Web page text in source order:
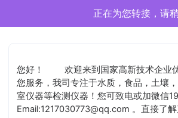
正在为您转接，请
您好！
欢迎来到国家高新技术企业
您服务，我司专注于水质，食品，土壤
室仪器等检测仪器！您可致电或加微信
Email:1217030773@qq.com 。直接了解